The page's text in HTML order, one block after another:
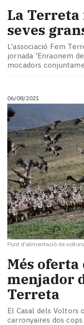
La Terreta
seves
L'associació Fem
jornada 'Enraonem
mocadors
06/08/2021
Punt d'alimentació de
Més
menjador
Terreta
El Casal dels Voltors
carronyaires dos